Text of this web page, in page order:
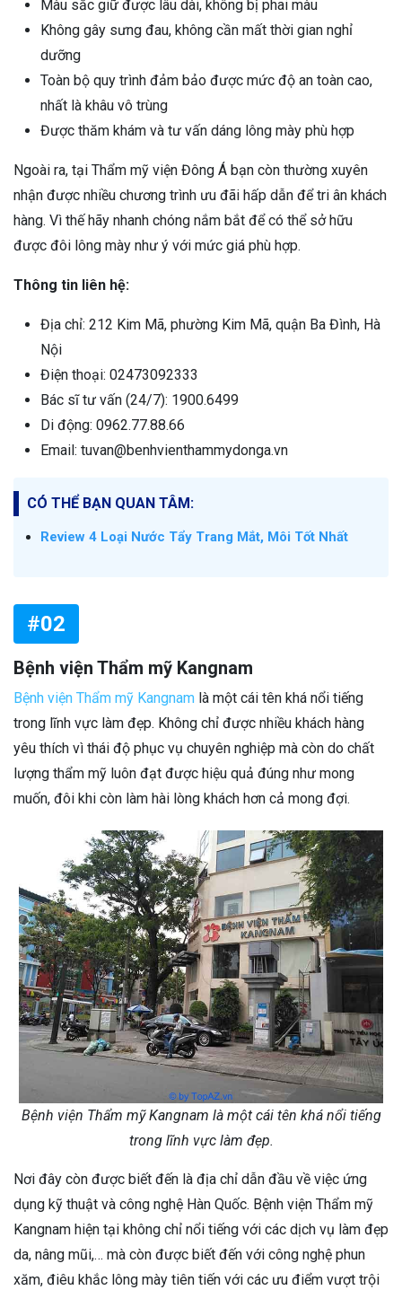
Màu sắc giữ được lâu dài, không bị phai màu
Không gây sưng đau, không cần mất thời gian nghỉ
dưỡng
Toàn bộ quy trình đảm bảo được mức độ an toàn cao,
nhất là khâu vô trùng
Được thăm khám và tư vấn dáng lông mày phù hợp
Ngoài ra, tại Thẩm mỹ viện Đông Á bạn còn thường xuyên
nhận được nhiều chương trình ưu đãi hấp dẫn để tri ân khách
hàng. Vì thế hãy nhanh chóng nắm bắt để có thể sở hữu
được đôi lông mày như ý với mức giá phù hợp.
Thông tin liên hệ:
Địa chỉ: 212 Kim Mã, phường Kim Mã, quận Ba Đình, Hà
Nội
Điện thoại: 02473092333
Bác sĩ tư vấn (24/7): 1900.6499
Di động: 0962.77.88.66
Email: tuvan@benhvienthammydonga.vn
CÓ THỂ BẠN QUAN TÂM:
Review 4 Loại Nước Tẩy Trang Mắt, Môi Tốt Nhất
#02
Bệnh viện Thẩm mỹ Kangnam
Bệnh viện Thẩm mỹ Kangnam là một cái tên khá nổi tiếng
trong lĩnh vực làm đẹp. Không chỉ được nhiều khách hàng
yêu thích vì thái độ phục vụ chuyên nghiệp mà còn do chất
lượng thẩm mỹ luôn đạt được hiệu quả đúng như mong
muốn, đôi khi còn làm hài lòng khách hơn cả mong đợi.
Bệnh viện Thẩm mỹ Kangnam là một cái tên khá nổi tiếng
trong lĩnh vực làm đẹp.
Nơi đây còn được biết đến là địa chỉ dẫn đầu về việc ứng
dụng kỹ thuật và công nghệ Hàn Quốc. Bệnh viện Thẩm mỹ
Kangnam hiện tại không chỉ nổi tiếng với các dịch vụ làm đẹp
da, nâng mũi,… mà còn được biết đến với công nghệ phun
xăm, điêu khắc lông mày tiên tiến với các ưu điểm vượt trội